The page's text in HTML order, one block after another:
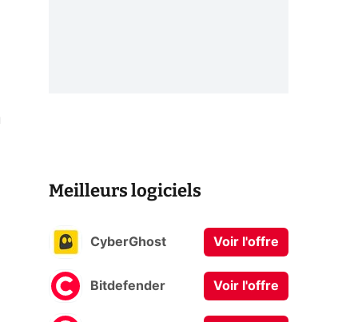
Meilleurs logiciels
CyberGhost Voir l'offre
Bitdefender Voir l'offre